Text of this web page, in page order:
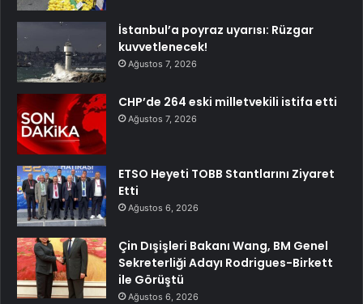
İstanbul’a poyraz uyarısı: Rüzgar
kuvvetlenecek!
Ağustos 7, 2026
CHP’de 264 eski milletvekili istifa etti
Ağustos 7, 2026
ETSO Heyeti TOBB Stantlarını Ziyaret
Etti
Ağustos 6, 2026
Çin Dışişleri Bakanı Wang, BM Genel
Sekreterliği Adayı Rodrigues-Birkett
ile Görüştü
Ağustos 6, 2026